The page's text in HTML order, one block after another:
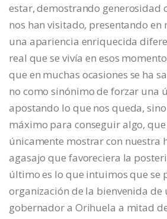
estar, demostrando generosidad
nos han visitado, presentando en
una apariencia enriquecida
real que se vivía en esos
que en muchas ocasiones se ha
no como sinónimo de forzar una
apostando lo que nos queda,
máximo para conseguir algo,
únicamente mostrar con nuestra
agasajo que favoreciera la
último es lo que intuimos que se
organización de la bienvenida de
gobernador a Orihuela a mitad